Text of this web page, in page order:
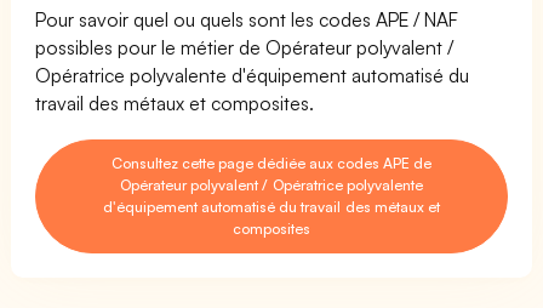
Pour savoir quel ou quels sont les codes APE / NAF
possibles pour le métier de Opérateur polyvalent /
Opératrice polyvalente d'équipement automatisé du
travail des métaux et composites.
Consultez cette page dédiée aux codes APE de
Opérateur polyvalent / Opératrice polyvalente
d'équipement automatisé du travail des métaux et
composites